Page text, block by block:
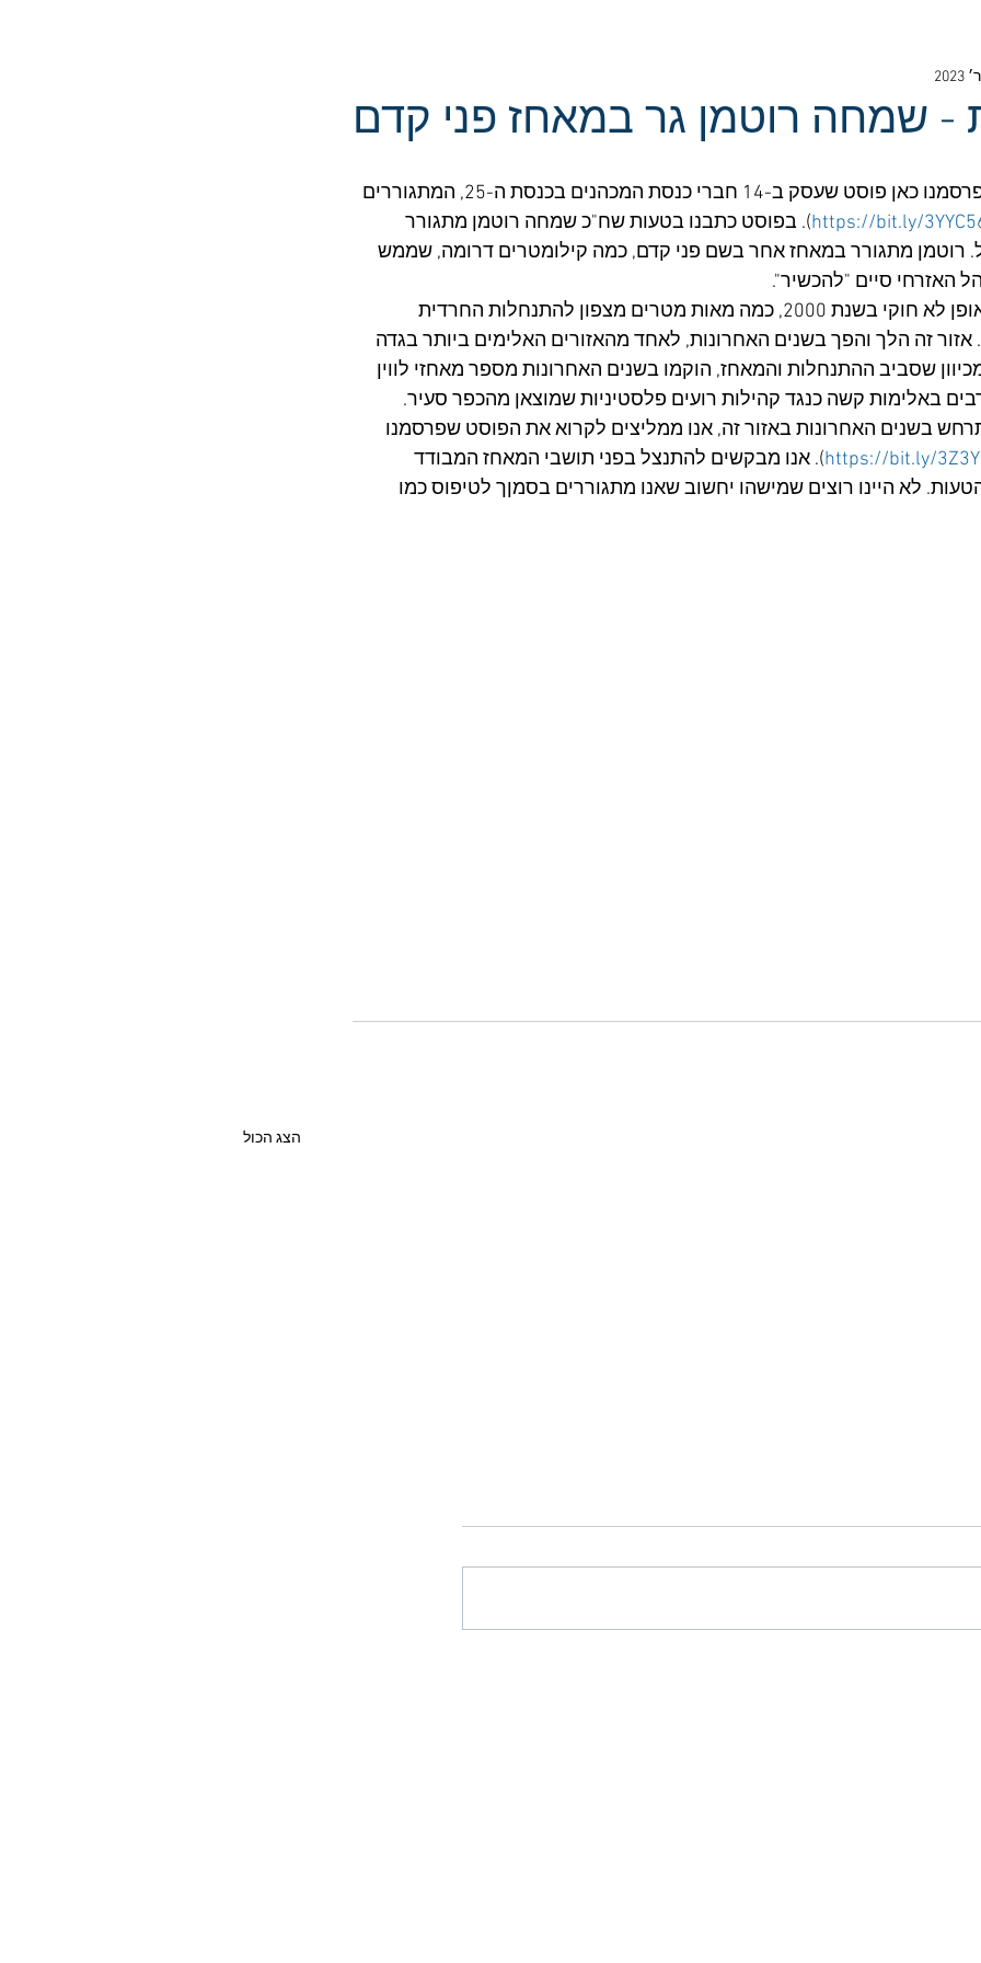
- שמחה רוטמן גר במאחז פני קדם
בתאריך ה-8.12.2022 פרסמנו כאן פוסט שעסק ב-14 חברי כנסת המכהנים בכנסת ה-25, המתגוררים
https://bit.ly/). בפוסט כתבנו בטעות שח"כ שמחה רוטמן מתגורר
רוטמן מתגורר במאחז אחר בשם פני קדם, כמה קילומטרים דרומה, שממש
האזרחי סיים "להכשיר".
מאחז פני קדם הוקם באופן לא חוקי בשנת 2000, כמה מאות מטרים מצפון להתנחלות החרדית
זה הלך והפך בשנים האחרונות, לאחד מהאזורים האלימים ביותר בגדה
שסביב ההתנחלות והמאחז, הוקמו בשנים האחרונות מספר מאחזי לווין
באלימות קשה כנגד קהילות רועים פלסטיניות שמוצאן מהכפר סעיר.
בשנים האחרונות באזור זה, אנו ממליצים לקרוא את הפוסט שפרסמנו
https://bit.ly/). אנו מבקשים להתנצל בפני תושבי המאחז המבודד
לא היינו רוצים שמישהו יחשוב שאנו מתגוררים בסמןך לטיפוס כמו
הצג הכול